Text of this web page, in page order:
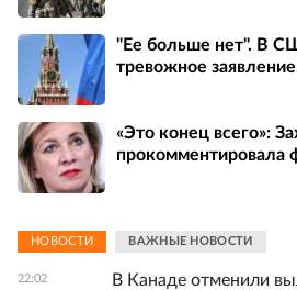
"Ее больше нет". В
тревожное
«Это конец всего»:
прокомментировала
НОВОСТИ ВАЖНЫЕ НОВОСТИ
22:02
В Канаде отменили